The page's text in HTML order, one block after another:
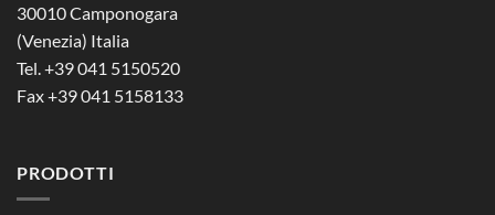
30010 Camponogara
(Venezia) Italia
Tel. +39 041 5150520
Fax +39 041 5158133
PRODOTTI